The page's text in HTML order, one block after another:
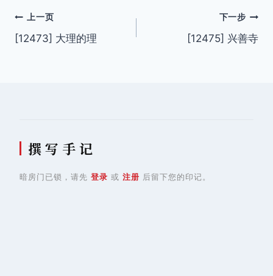
文
章
上一页
[12473] 大理的理
下一步
[12475] 兴善寺
撰 写 手 记
暗房门已锁，请先 登录 或 注册 后留下您的印记。